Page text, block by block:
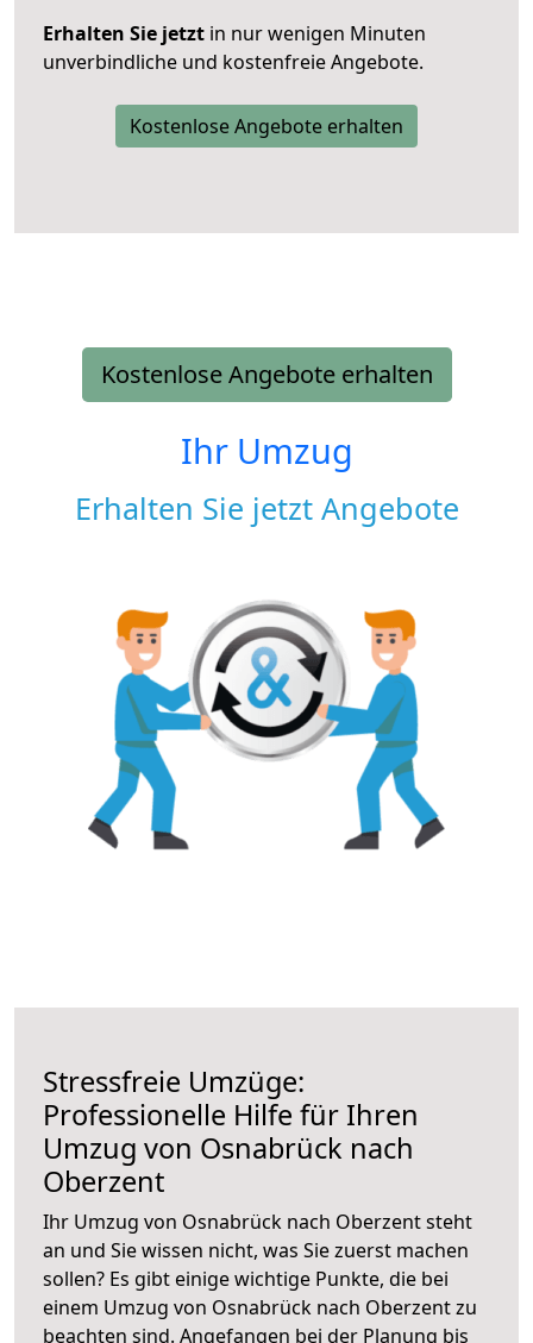
Erhalten Sie jetzt in nur wenigen Minuten
unverbindliche und kostenfreie Angebote.
Kostenlose Angebote erhalten
Kostenlose Angebote erhalten
Ihr Umzug
Erhalten Sie jetzt Angebote
Stressfreie Umzüge:
Professionelle Hilfe für Ihren
Umzug von Osnabrück nach
Oberzent
Ihr Umzug von Osnabrück nach Oberzent steht
an und Sie wissen nicht, was Sie zuerst machen
sollen? Es gibt einige wichtige Punkte, die bei
einem Umzug von Osnabrück nach Oberzent zu
beachten sind. Angefangen bei der Planung bis